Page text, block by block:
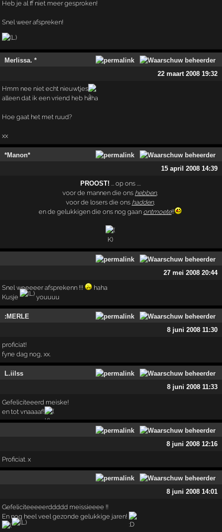
Heb je al ff niet meer gesproken!
Snel weer afspreken!
Merlissa. *
22 maart 2008 19:32
Hmm nee niet echt nieuwtjes
alleen dat ik een vriend heb haha
Hoe gaat het met ruud?
xx
*Manon*
15 april 2008 14:39
PROOST! ... op ons ....
voor de mannen die ons hebben,
voor de losers die ons hadden,
en de gelukkigen die ons nog gaan ontmoete!!
27 mei 2008 20:44
Snel weeeeer afsprekenn !!!
haha
Kusje
youuuu
:MERLE
8 juni 2008 11:30
proficiat!
fyne dag nog, xx.
L.iilss
8 juni 2008 11:33
Gefeliciteeerd meiske!
en tot vnaaaaf!
8 juni 2008 12:16
Proficiat. x
8 juni 2008 14:01
Gefeliciteeeeerddddd meissieeee !!
En nog heel veel gezonde gelukkige jaren!